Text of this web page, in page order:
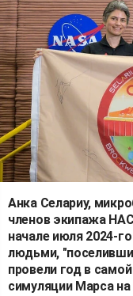
Анка Селариу,
членов экипажа
начале июля 2024-
людьми,
провели год в
симуляции Марса